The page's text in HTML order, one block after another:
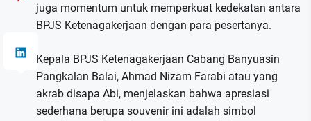
juga momentum untuk memperkuat kedekatan antara
BPJS Ketenagakerjaan dengan para pesertanya.
Kepala BPJS Ketenagakerjaan Cabang Banyuasin
Pangkalan Balai, Ahmad Nizam Farabi atau yang
akrab disapa Abi, menjelaskan bahwa apresiasi
sederhana berupa souvenir ini adalah simbol